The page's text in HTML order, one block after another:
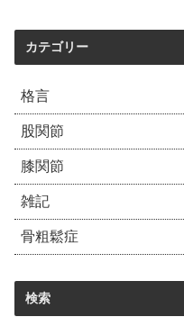
カテゴリー
格言
股関節
膝関節
雑記
骨粗鬆症
検索